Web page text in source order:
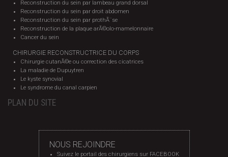
Reconstruction du sein par lambeau grand dorsal
Reconstruction du sein par droit abdomen
Reconstruction du sein par prothÃ¨se
Reconstruction de la plaque arÃ©olo-mamelonnaire
Cancer du sein
CHIRURGIE RECONSTRUCTRICE DU CORPS
Chirurgie cutanÃ©e ou correction des cicatrices
La maladie de Dupuytren
Le kyste synovial
Le syndrome du canal carpien
PLAN DU SITE
NOUS REJOINDRE
Suivez le portail des chirurgiens sur FACEBOOK